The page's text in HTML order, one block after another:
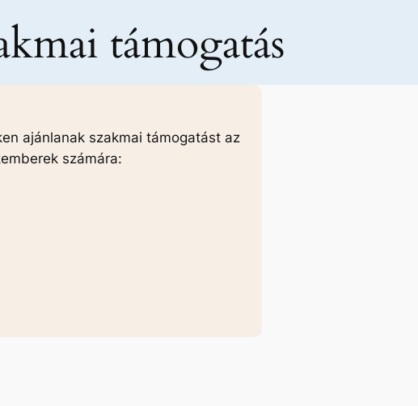
támogatás
ajánlanak szakmai támogatást az
számára: